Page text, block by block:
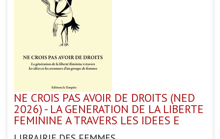
NE CROIS PAS AVOIR DE DROITS (NED
2026) - LA GENERATION DE LA LIBERTE
FEMININE A TRAVERS LES IDEES E